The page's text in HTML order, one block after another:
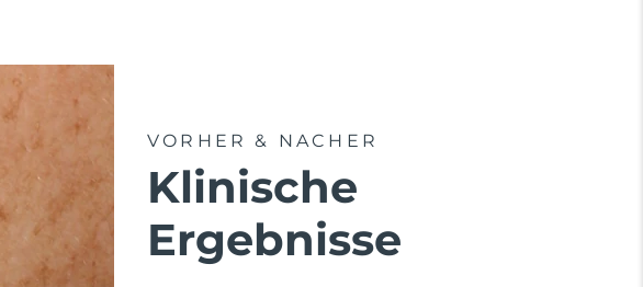
VORHER & NACHER
Klinische
Ergebnisse